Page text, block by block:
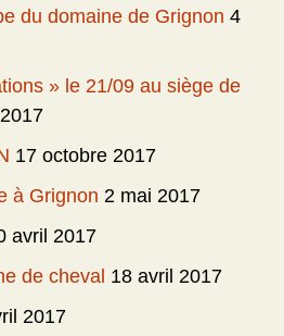
du domaine de Grignon 4
» le 21/09 au siège de
17 octobre 2017
à Grignon 2 mai 2017
avril 2017
de cheval 18 avril 2017
2017